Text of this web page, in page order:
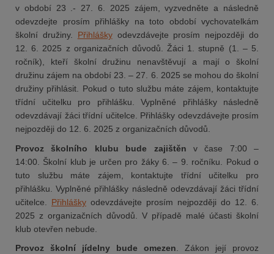
v období 23 .- 27. 6. 2025 zájem, vyzvedněte a následně
odevzdejte prosím přihlášky na toto období vychovatelkám
školní družiny. Přihláškyodevzdávejte prosím nejpozději do
12. 6. 2025 z organizačních důvodů. Žáci 1. stupně (1. – 5.
ročník), kteří školní družinu nenavštěvují a mají o školní
družinu zájem na období 23. – 27. 6. 2025 se mohou do školní
družiny přihlásit. Pokud o tuto službu máte zájem, kontaktujte
třídní učitelku pro přihlášku. Vyplněné přihlášky následně
odevzdávají žáci třídní učitelce. Přihlášky odevzdávejte prosím
nejpozději do 12. 6. 2025 z organizačních důvodů.
Provoz školního klubu
bude zajištěn v čase 7:00 –
14:00. Školní klub je určen pro žáky 6. – 9. ročníku. Pokud o
tuto službu máte zájem, kontaktujte třídní učitelku pro
přihlášku. Vyplněné přihlášky následně odevzdávají žáci třídní
učitelce. Přihlášky odevzdávejte prosím nejpozději do 12. 6.
2025 z organizačních důvodů. V případě malé účasti školní
klub otevřen nebude.
Provoz školní jídelny bude omezen. Zákon její provoz